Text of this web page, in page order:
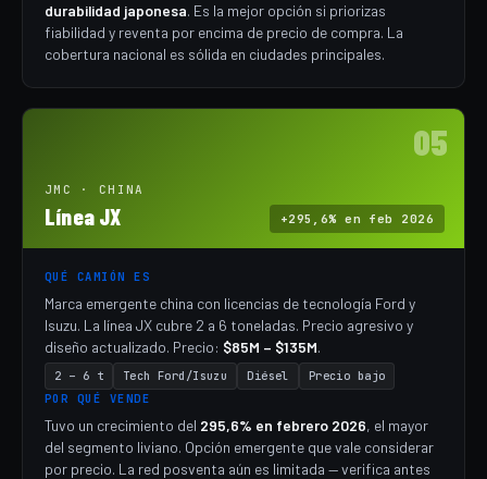
durabilidad japonesa. Es la mejor opción si priorizas
fiabilidad y reventa por encima de precio de compra. La
cobertura nacional es sólida en ciudades principales.
05
JMC · CHINA
Línea JX +295,6% en feb 2026
QUÉ CAMIÓN ES
Marca emergente china con licencias de tecnología Ford y
Isuzu. La línea JX cubre 2 a 6 toneladas. Precio agresivo y
diseño actualizado. Precio: $85M – $135M.
2 – 6 t Tech Ford/Isuzu Diésel
Precio bajo
POR QUÉ VENDE
Tuvo un crecimiento del 295,6% en febrero 2026, el mayor
del segmento liviano. Opción emergente que vale considerar
por precio. La red posventa aún es limitada — verifica antes